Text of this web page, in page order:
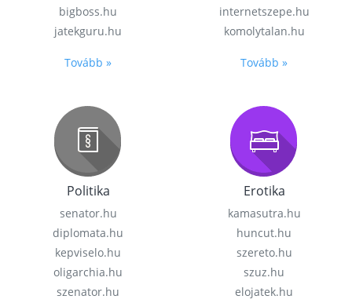
bigboss.hu
jatekguru.hu
Tovább »
internetszepe.hu
komolytalan.hu
Tovább »
Politika
senator.hu
diplomata.hu
kepviselo.hu
oligarchia.hu
szenator.hu
Erotika
kamasutra.hu
huncut.hu
szereto.hu
szuz.hu
elojatek.hu